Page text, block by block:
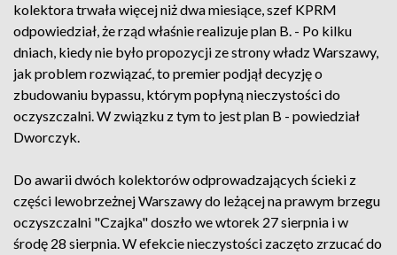
kolektora trwała więcej niż dwa miesiące, szef KPRM
odpowiedział, że rząd właśnie realizuje plan B. - Po kilku
dniach, kiedy nie było propozycji ze strony władz Warszawy,
jak problem rozwiązać, to premier podjął decyzję o
zbudowaniu bypassu, którym popłyną nieczystości do
oczyszczalni. W związku z tym to jest plan B - powiedział
Dworczyk.
Do awarii dwóch kolektorów odprowadzających ścieki z
części lewobrzeżnej Warszawy do leżącej na prawym brzegu
oczyszczalni "Czajka" doszło we wtorek 27 sierpnia i w
środę 28 sierpnia. W efekcie nieczystości zaczęto zrzucać do